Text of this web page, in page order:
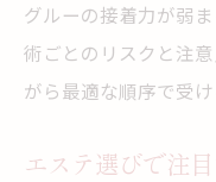
グルーの接着力が弱
術ごとのリスクと注
がら最適な順序で受
エステ選びで注